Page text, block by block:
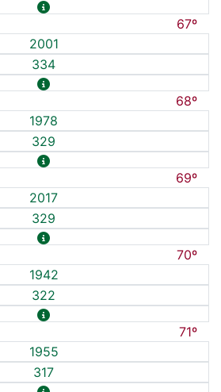
67º
2001
334
68º
1978
329
69º
2017
329
70º
1942
322
71º
1955
317